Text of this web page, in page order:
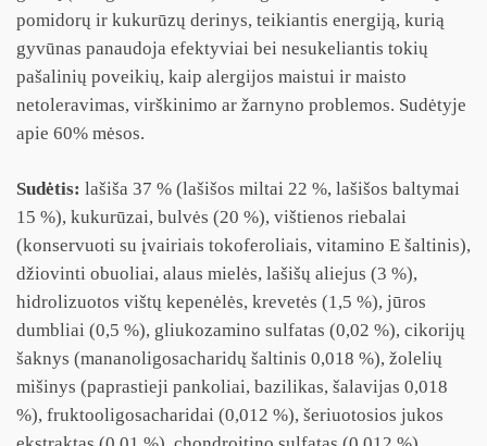
pomidorų ir kukurūzų derinys, teikiantis energiją, kurią
gyvūnas panaudoja efektyviai bei nesukeliantis tokių
pašalinių poveikių, kaip alergijos maistui ir maisto
netoleravimas, virškinimo ar žarnyno problemos. Sudėtyje
apie 60% mėsos.
Sudėtis: lašiša 37 % (lašišos miltai 22 %, lašišos baltymai
15 %), kukurūzai, bulvės (20 %), vištienos riebalai
(konservuoti su įvairiais tokoferoliais, vitamino E šaltinis),
džiovinti obuoliai, alaus mielės, lašišų aliejus (3 %),
hidrolizuotos vištų kepenėlės, krevetės (1,5 %), jūros
dumbliai (0,5 %), gliukozamino sulfatas (0,02 %), cikorijų
šaknys (mananoligosacharidų šaltinis 0,018 %), žolelių
mišinys (paprastieji pankoliai, bazilikas, šalavijas 0,018
%), fruktooligosacharidai (0,012 %), šeriuotosios jukos